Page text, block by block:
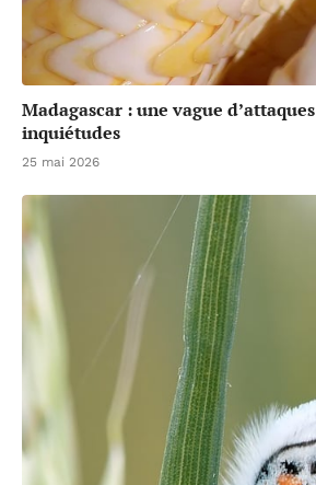
Madagascar : une vague
inquiétudes
25 mai 2026